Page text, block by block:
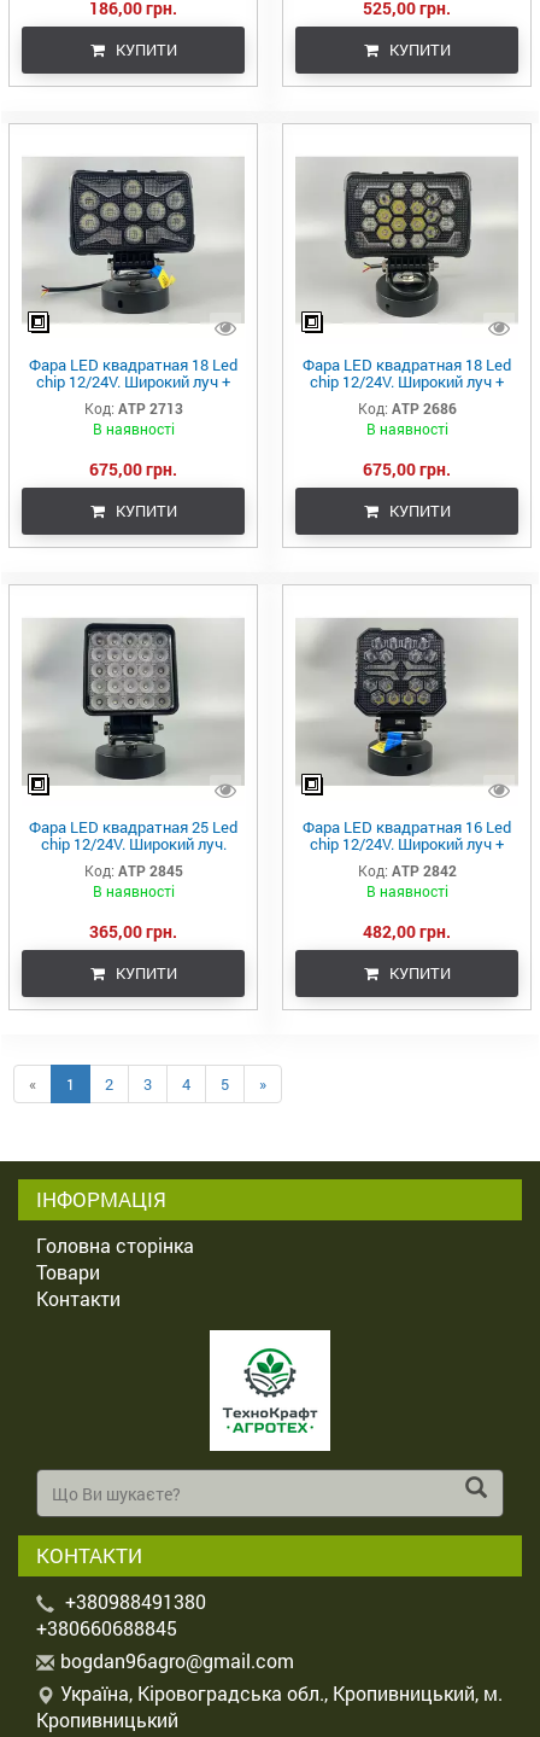
186,00 грн.
КУПИТИ
525,00 грн.
КУПИТИ
Фара LED квадратная 18 Led
chip 12/24V. Широкий луч +
DRL светло + стробоскоп,
свет 6500К, IP67
Код: ATP 2713
В наявності
675,00 грн.
КУПИТИ
Фара LED квадратная 18 Led
chip 12/24V. Широкий луч +
DRL светло + стробоскоп,
свет 6500К, IP67
Код: ATP 2686
В наявності
675,00 грн.
КУПИТИ
Фара LED квадратная 25 Led
chip 12/24V. Широкий луч.
Свет 6500К, IP67.Воздушный
клапан, от запотевания
Код: ATP 2845
В наявності
365,00 грн.
КУПИТИ
Фара LED квадратная 16 Led
chip 12/24V. Широкий луч +
DRL светло + стробоскоп,
свет 6500К, IP67
Код: ATP 2842
В наявності
482,00 грн.
КУПИТИ
« 1 2 3 4 5 »
ІНФОРМАЦІЯ
Головна сторінка
Товари
Контакти
КОНТАКТИ
+380988491380
+380660688845
bogdan96agro@gmail.com
Україна, Кіровоградська обл., Кропивницький, м.
Кропивницький